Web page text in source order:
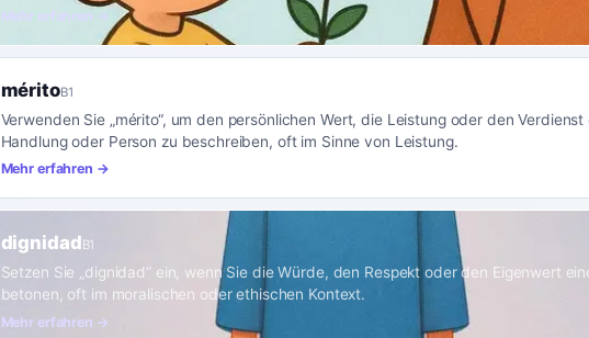
Mehr erfahren →
méritoB1
Verwenden Sie „mérito“, um den persönlichen Wert, die Leistung oder den Verdienst
Handlung oder Person zu beschreiben, oft im Sinne von Leistung.
Mehr erfahren →
dignidadB1
Setzen Sie „dignidad“ ein, wenn Sie die Würde, den Respekt oder den Eigenwert
betonen, oft im moralischen oder ethischen Kontext.
Mehr erfahren →